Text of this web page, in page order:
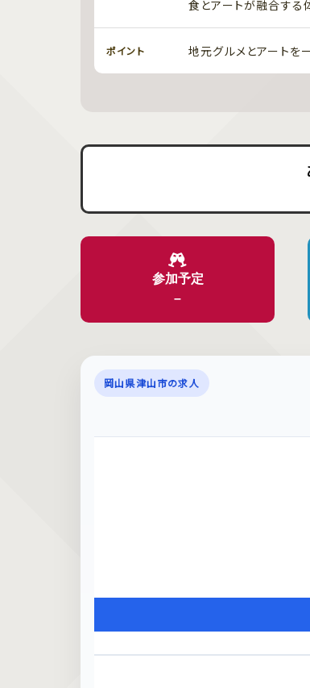
食とアートが融合する
ポイント 地元グルメとアートを
参加予定
–
岡山県津山市の求人